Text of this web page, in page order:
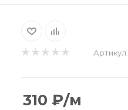
Артикул:
310 ₽/м